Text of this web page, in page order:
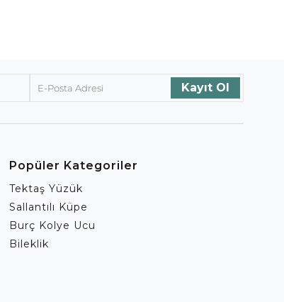
Popüler Kategoriler
Tektaş Yüzük
Sallantılı Küpe
Burç Kolye Ucu
Bileklik